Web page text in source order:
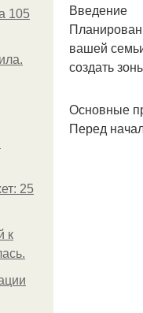
105
25
к
Введение
вашей
создать
Основные
Перед